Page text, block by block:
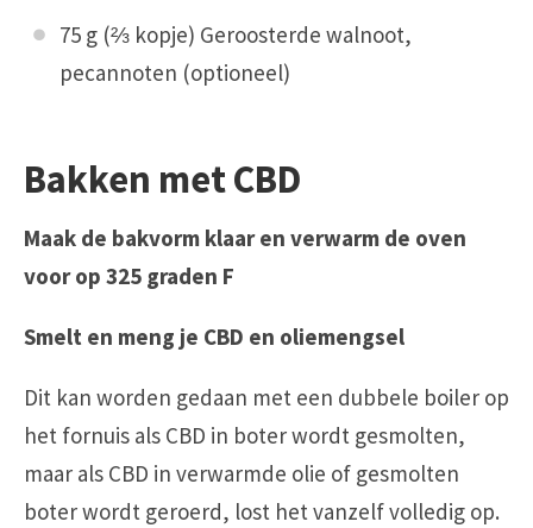
75 g (⅔ kopje) Geroosterde walnoot,
pecannoten (optioneel)
Bakken met CBD
Maak de bakvorm klaar en verwarm de oven
voor op 325 graden F
Smelt en meng je CBD en oliemengsel
Dit kan worden gedaan met een dubbele boiler op
het fornuis als CBD in boter wordt gesmolten,
maar als CBD in verwarmde olie of gesmolten
boter wordt geroerd, lost het vanzelf volledig op.